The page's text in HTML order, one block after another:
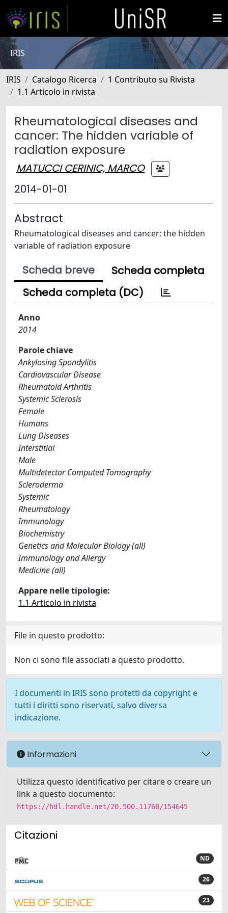
IRIS
IRIS Catalogo Ricerca
1 Contributo su Rivista
1.1 Articolo in rivista
Rheumatological diseases and
cancer: The hidden variable of
radiation exposure
MATUCCI CERINIC, MARCO
2014-01-01
Abstract
Rheumatological diseases and cancer: the hidden
variable of radiation exposure
Scheda breve
Scheda completa
Scheda completa (DC)
Anno
2014
Parole chiave
Ankylosing Spondylitis
Cardiovascular Disease
Rheumatoid Arthritis
Systemic Sclerosis
Female
Humans
Lung Diseases
Interstitial
Male
Multidetector Computed Tomography
Scleroderma
Systemic
Rheumatology
Immunology
Biochemistry
Genetics and Molecular Biology (all)
Immunology and Allergy
Medicine (all)
Appare nelle tipologie:
1.1 Articolo in rivista
File in questo prodotto:
Non ci sono file associati a questo prodotto.
I documenti in IRIS sono protetti da copyright e
tutti i diritti sono riservati, salvo diversa
indicazione.
Informazioni
Utilizza questo identificativo per citare o creare un
link a questo documento:
https://hdl.handle.net/20.500.11768/154645
Citazioni
ND
26
23